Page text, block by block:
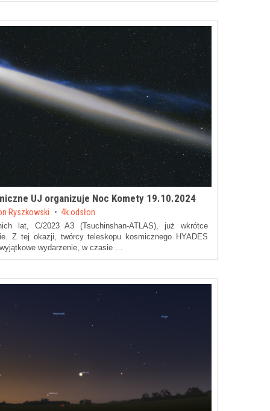
UJ organizuje Noc Komety 19.10.2024
Ryszkowski 4k odsłon
lat, C/2023 A3 (Tsuchinshan-ATLAS), już wkrótce
Z tej okazji, twórcy teleskopu kosmicznego HYADES
wydarzenie, w czasie …